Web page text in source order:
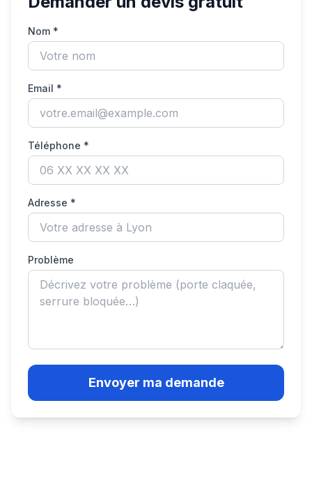
Nom *
Email *
Téléphone *
Adresse *
Problème
Envoyer ma demande